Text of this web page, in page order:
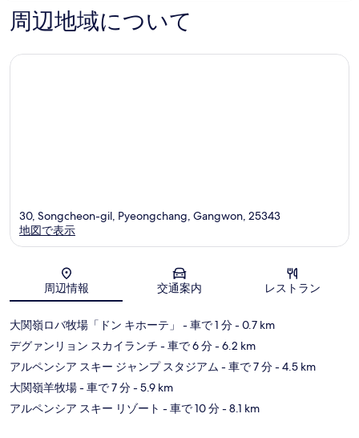
ピ
ョ
チ
の
口
ミ
周辺地域について
地図
30, Songcheon-gil, Pyeongchang, Gangwon, 25343
地図で表示
周辺情報 交通案内 レストラン
大関嶺ロバ牧場「ドン キホーテ」 - 車で 1 分- 0.7 km
デグァンリョン スカイランチ - 車で 6 分- 6.2 km
アルペンシア スキー ジャンプ スタジアム - 車で 7 分- 4.5 km
大関嶺羊牧場- 車で 7 分- 5.9 km
アルペンシア スキー リゾート - 車で 10 分- 8.1 km